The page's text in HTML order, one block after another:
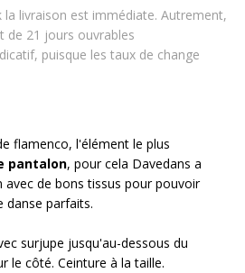
la livraison est immédiate. Autrement,
de 21 jours ouvrables
puisque les taux de change
flamenco, l'élément le plus
pantalon, pour cela Davedans a
de bons tissus pour pouvoir
danse parfaits.
surjupe jusqu'au-dessous du
le côté. Ceinture à la taille.